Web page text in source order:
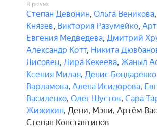
В ролях
Степан Девонин, Ольга Веникова,
Князев, Виктория Разумейко,
Евгения Медведева, Дмитрий
Александр Котт, Никита
Лисовец, Лира Кекеева, Жаныл
Ксения Милая, Денис Бондаренко
Варламова, Алена Исидорова,
Василенко, Олег Шустов, Сара
Жижикин, Дени, Мэни, Артём
Степан Константинов